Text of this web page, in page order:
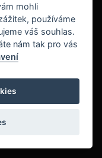
mohli
používáme
váš souhlas.
nám tak pro vás